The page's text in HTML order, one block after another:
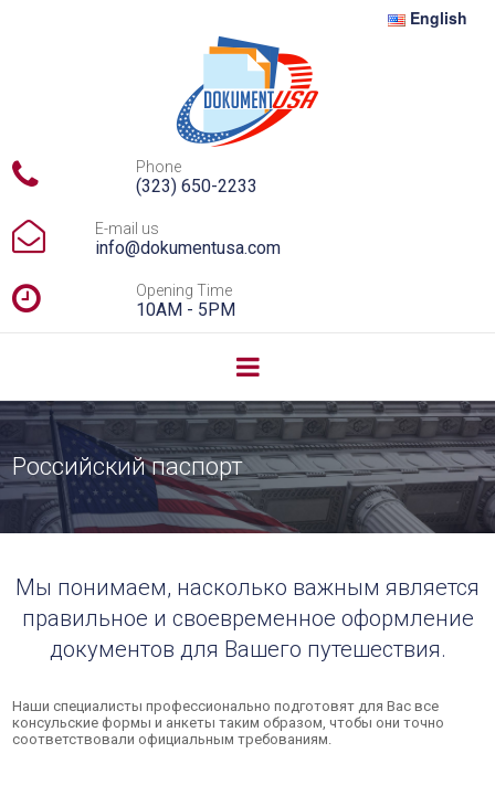
English
 Phone
(323) 650-2233
 E-mail us
info@dokumentusa.com
 Opening Time
10AM - 5PM
Российский паспорт
Мы понимаем, насколько важным является
правильное и своевременное оформление
документов для Вашего путешествия.
Наши специалисты профессионально подготовят для Вас все
консульские формы и анкеты таким образом, чтобы они точно
соответствовали официальным требованиям.